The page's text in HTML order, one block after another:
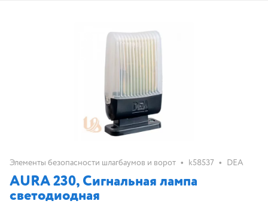
Элементы безопасности шлагбаумов и ворот • k58537 • DEA
AURA 230, Сигнальная лампа
светодиодная